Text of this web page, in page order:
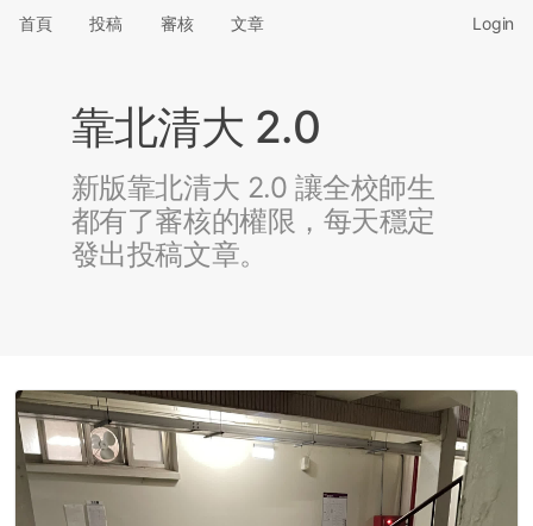
首頁 投稿 審核 文章 Login
靠北清大 2.0
新版靠北清大 2.0 讓全校師生
都有了審核的權限，每天穩定
發出投稿文章。